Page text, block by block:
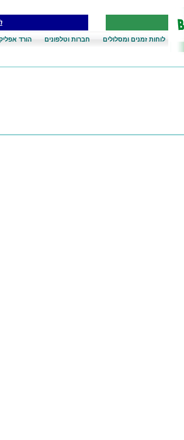
לוחות זמנים ומסלולים חברות וטלפונים הורד